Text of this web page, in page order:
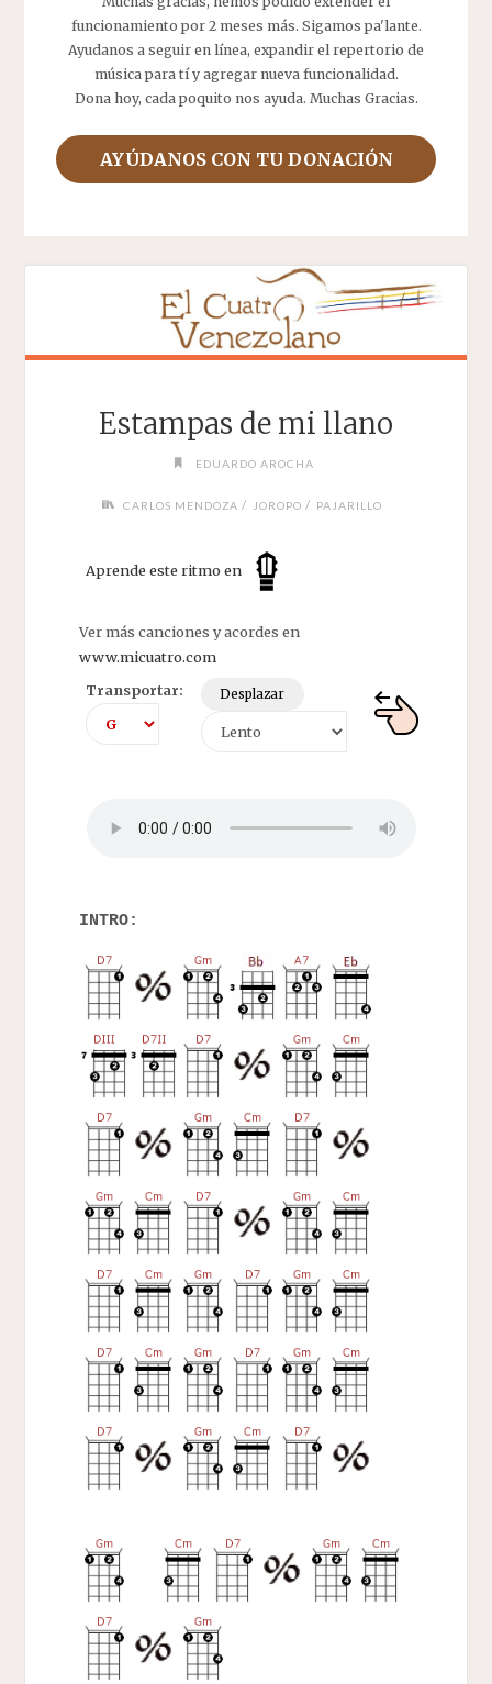
funcionamiento por 2 meses más. Sigamos pa'lante.
Ayudanos a seguir en línea, expandir el repertorio de
música para tí y agregar nueva funcionalidad.
Dona hoy, cada poquito nos ayuda. Muchas Gracias.
AYÚDANOS CON TU DONACIÓN
Estampas de mi llano
EDUARDO AROCHA
CARLOS MENDOZA / JOROPO / PAJARILLO
Aprende este ritmo en
Ver más canciones y acordes en
www.micuatro.com
Transportar:
Desplazar
INTRO: